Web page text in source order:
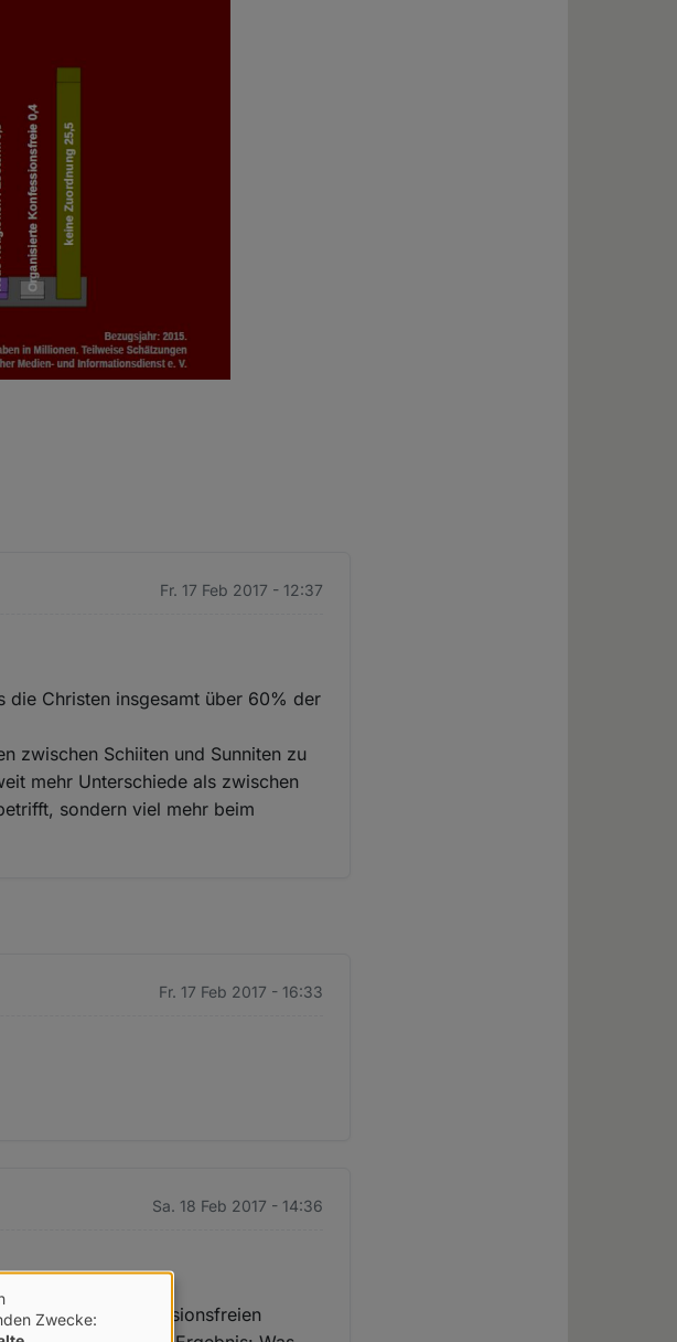
Fr. 17 Feb 2017 - 12:37
die Christen insgesamt über 60% der
zwischen Schiiten und Sunniten zu
mehr Unterschiede als zwischen
sondern viel mehr beim
Fr. 17 Feb 2017 - 16:33
Sa. 18 Feb 2017 - 14:36
Konfessionsfreien
Zwecke: